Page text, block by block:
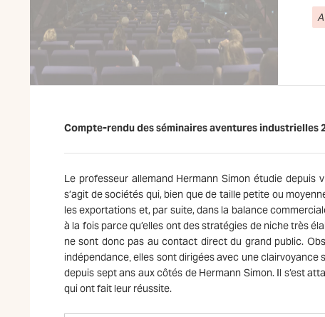
Compte-rendu des séminaires aventures industrielles
Le professeur allemand Hermann Simon étudie depuis
s’agit de sociétés qui, bien que de taille petite ou
les exportations et, par suite, dans la balance
à la fois parce qu’elles ont des stratégies de niche très
ne sont donc pas au contact direct du grand public.
indépendance‚ elles sont dirigées avec une
depuis sept ans aux côtés de Hermann Simon. Il s’est
qui ont fait leur réussite.